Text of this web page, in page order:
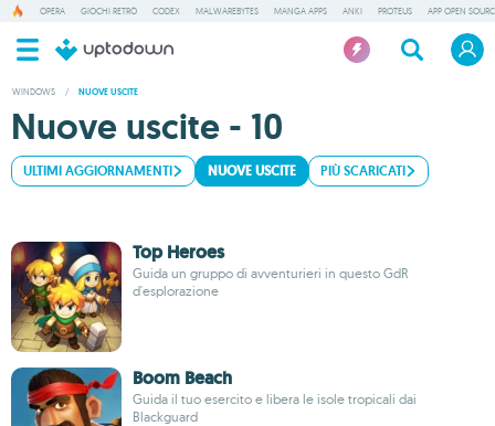
OPERA GIOCHI RETRÒ CODEX MALWAREBYTES MANGA APPS ANKI PROTEUS APP OPEN
WINDOWS / NUOVE USCITE
Nuove uscite - 10
ULTIMI AGGIORNAMENTI NUOVE USCITE PIÙ SCARICATI
Top Heroes
Guida un gruppo di avventurieri in questo GdR
d'esplorazione
Boom Beach
Guida il tuo esercito e libera le isole tropicali dai
Blackguard